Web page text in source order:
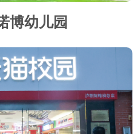
博幼儿园